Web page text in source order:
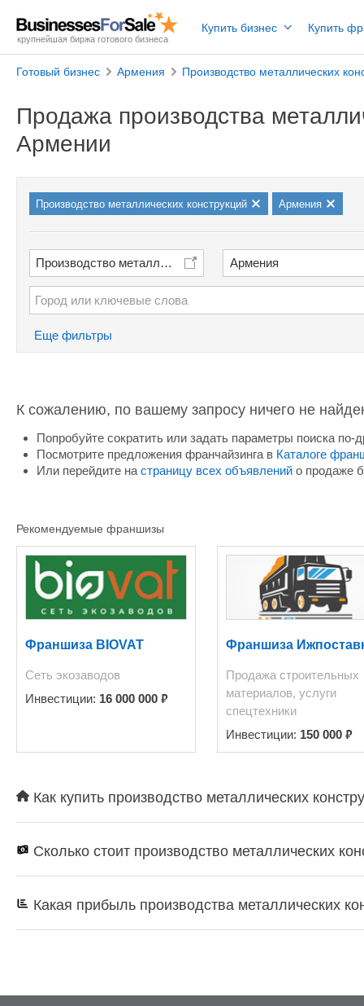
крупнейшая биржа готового бизнеса
Купить бизнес Купить
Готовый бизнес Армения Производство металлических
Продажа производства
Армении
Производство металлических конструкций Армения
Производство металлических конструкций
Армения
Еще фильтры
К сожалению, по вашему запросу ничего не
Попробуйте сократить или задать параметры поиска по-
Посмотрите предложения франчайзинга в Каталоге
Или перейдите на страницу всех объявлений о продаже
Рекомендуемые франшизы
Франшиза BIOVAT
Сеть экозаводов
Инвестиции: 16 000 000 ₽
Франшиза
Продажа строительных
материалов, услуги
спецтехники
Инвестиции: 150 000 ₽
Как купить производство металлических
Сколько стоит производство металлических
Какая прибыль производства металлических